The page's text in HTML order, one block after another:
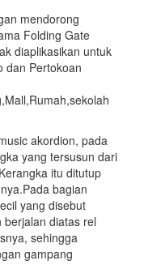
mendorong
Folding Gate
diaplikasikan untuk
dan Pertokoan
akordion, pada
yang tersusun dari
itu ditutup
bagian
yang disebut
diatas rel
sehingga
gampang